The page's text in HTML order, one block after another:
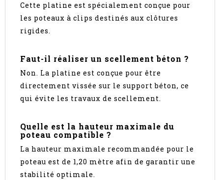
Cette platine est spécialement conçue pour
les poteaux à clips destinés aux clôtures
rigides.
Faut-il réaliser un scellement béton ?
Non. La platine est conçue pour être
directement vissée sur le support béton, ce
qui évite les travaux de scellement.
Quelle est la hauteur maximale du
poteau compatible ?
La hauteur maximale recommandée pour le
poteau est de 1,20 mètre afin de garantir une
stabilité optimale.